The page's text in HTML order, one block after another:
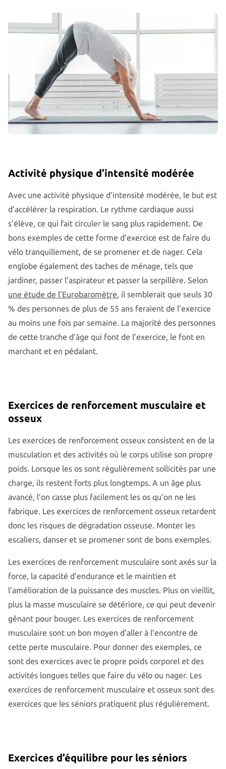
Activité physique d’intensité modérée
Avec une activité physique d’intensité modérée, le but est
d’accélérer la respiration. Le rythme cardiaque aussi
s’élève, ce qui fait circuler le sang plus rapidement. De
bons exemples de cette forme d’exercice est de faire du
vélo tranquillement, de se promener et de nager. Cela
englobe également des taches de ménage, tels que
jardiner, passer l’aspirateur et passer la serpillère. Selon
une étude de l’Eurobaromètre, il semblerait que seuls 30
% des personnes de plus de 55 ans feraient de l’exercice
au moins une fois par semaine. La majorité des personnes
de cette tranche d’âge qui font de l’exercice, le font en
marchant et en pédalant.
Exercices de renforcement musculaire et
osseux
Les exercices de renforcement osseux consistent en de la
musculation et des activités où le corps utilise son propre
poids. Lorsque les os sont régulièrement sollicités par une
charge, ils restent forts plus longtemps. A un âge plus
avancé, l’on casse plus facilement les os qu’on ne les
fabrique. Les exercices de renforcement osseux retardent
donc les risques de dégradation osseuse. Monter les
escaliers, danser et se promener sont de bons exemples.
Les exercices de renforcement musculaire sont axés sur la
force, la capacité d’endurance et le maintien et
l’amélioration de la puissance des muscles. Plus on vieillit,
plus la masse musculaire se détériore, ce qui peut devenir
gênant pour bouger. Les exercices de renforcement
musculaire sont un bon moyen d’aller à l’encontre de
cette perte musculaire. Pour donner des exemples, ce
sont des exercices avec le propre poids corporel et des
activités longues telles que faire du vélo ou nager. Les
exercices de renforcement musculaire et osseux sont des
exercices que les séniors pratiquent plus régulièrement.
Exercices d’équilibre pour les séniors